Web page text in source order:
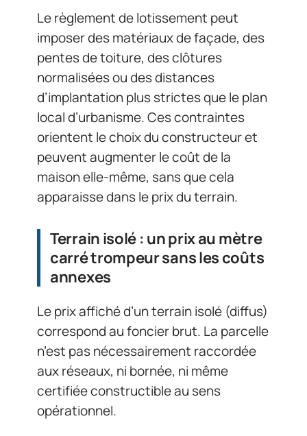
Le règlement de lotissement peut
imposer des matériaux de façade, des
pentes de toiture, des clôtures
normalisées ou des distances
d’implantation plus strictes que le plan
local d’urbanisme. Ces contraintes
orientent le choix du constructeur et
peuvent augmenter le coût de la
maison elle-même, sans que cela
apparaisse dans le prix du terrain.
Terrain isolé : un prix au mètre
carré trompeur sans les coûts
annexes
Le prix affiché d’un terrain isolé (diffus)
correspond au foncier brut. La parcelle
n’est pas nécessairement raccordée
aux réseaux, ni bornée, ni même
certifiée constructible au sens
opérationnel.